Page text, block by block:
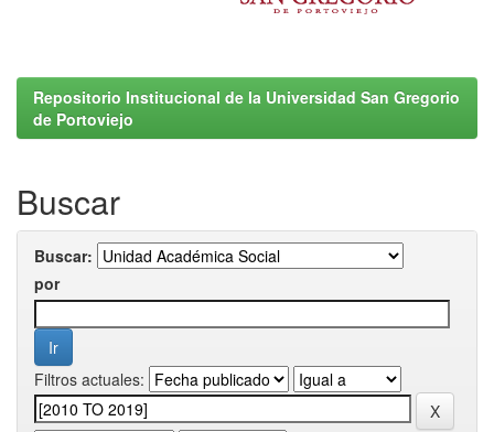
Repositorio Institucional de la Universidad San Gregorio
de Portoviejo
Buscar
Buscar:
por
Filtros actuales: